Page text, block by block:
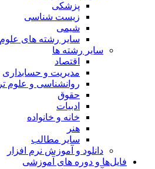
پزشکی
زیست شناسی
شیمی
سایر رشته های علوم پایه
سایر رشته ها
اقتصاد
مدیریت و حسابداری
روانشناسی و علوم تربیتی
حقوق
ادبیات
خانه و خانواده
هنر
سایر مطالب
دانلود و آموزش نرم افزار
فایل‌ها و دوره های آموزشی